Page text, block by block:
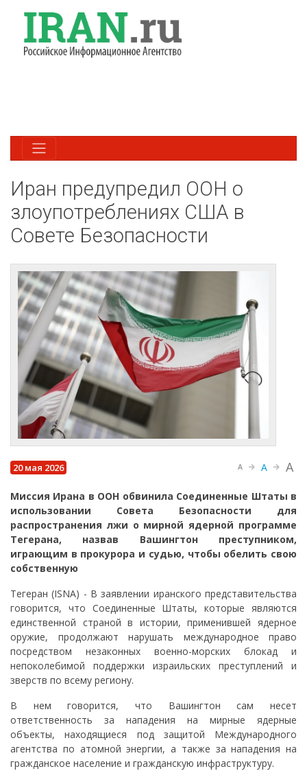
Иран предупредил ООН о
злоупотреблениях США в
Совете Безопасности
20 мая 2026 A A A
Миссия Ирана в ООН обвинила Соединенные Штаты в
использовании Совета Безопасности для
распространения лжи о мирной ядерной программе
Тегерана, назвав Вашингтон преступником,
играющим в прокурора и судью, чтобы обелить свою
собственную
Тегеран (ISNA) - В заявлении иранского представительства
говорится, что Соединенные Штаты, которые являются
единственной страной в истории, применившей ядерное
оружие, продолжают нарушать международное право
посредством незаконных военно-морских блокад и
непоколебимой поддержки израильских преступлений и
зверств по всему региону.
В нем говорится, что Вашингтон сам несет
ответственность за нападения на мирные ядерные
объекты, находящиеся под защитой Международного
агентства по атомной энергии, а также за нападения на
гражданское население и гражданскую инфраструктуру.